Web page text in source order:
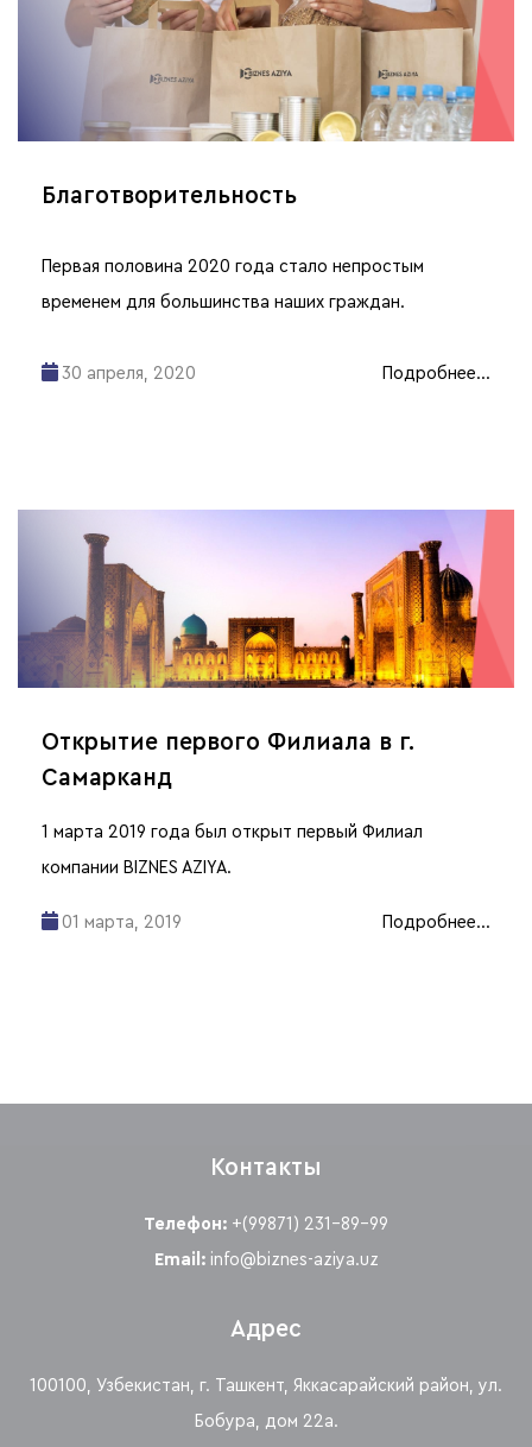
Благотворительность
Первая половина 2020 года стало непростым
временем для большинства наших граждан.
30 апреля, 2020 Подробнее...
Открытие первого Филиала в г.
Самарканд
1 марта 2019 года был открыт первый Филиал
компании BIZNES AZIYA.
01 марта, 2019 Подробнее...
Контакты
Телефон: +(99871) 231-89-99
Email: info@biznes-aziya.uz
Адрес
100100, Узбекистан, г. Ташкент, Яккасарайский район, ул.
Бобура, дом 22а.